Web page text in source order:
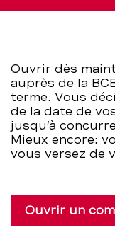
BCBE
Ouvrir dès
auprès de la
terme. Vous
de la date de
jusqu’à
Mieux encore:
vous versez de
Ouvrir un